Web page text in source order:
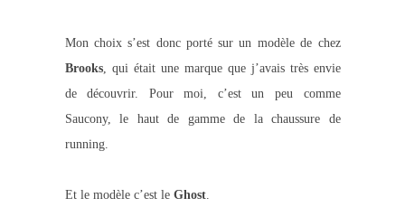
Mon choix s’est donc porté sur un modèle de chez
Brooks, qui était une marque que j’avais très envie
de découvrir. Pour moi, c’est un peu comme
Saucony, le haut de gamme de la chaussure de
running.
Et le modèle c’est le Ghost.